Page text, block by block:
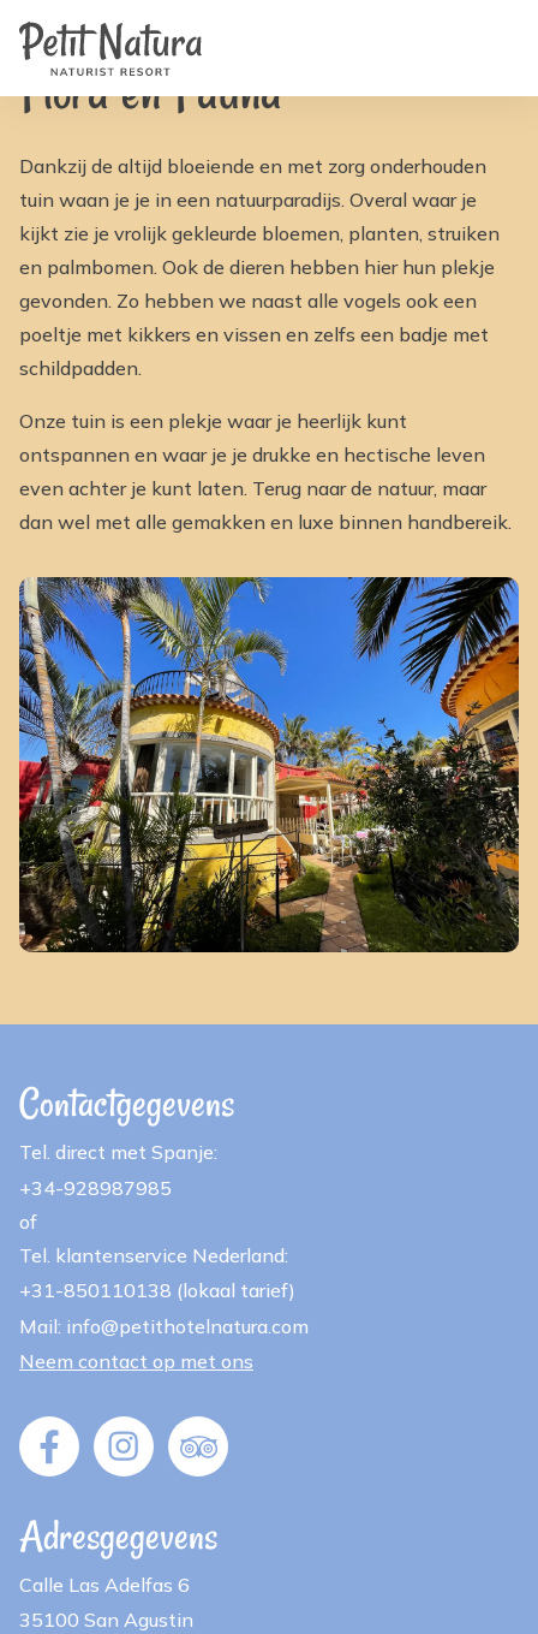
Kamers
Foto's
Faciliteiten
FAQ
Contact
NL
EN
IT
DE
ES
Beschikbaarheid & Prijzen
Flora en Fauna
Dankzij de altijd bloeiende en met zorg onderhouden
tuin waan je je in een natuurparadijs. Overal waar je
kijkt zie je vrolijk gekleurde bloemen, planten, struiken
en palmbomen. Ook de dieren hebben hier hun plekje
gevonden. Zo hebben we naast alle vogels ook een
poeltje met kikkers en vissen en zelfs een badje met
schildpadden.
Onze tuin is een plekje waar je heerlijk kunt
ontspannen en waar je je drukke en hectische leven
even achter je kunt laten. Terug naar de natuur, maar
dan wel met alle gemakken en luxe binnen handbereik.
Contactgegevens
Tel. direct met Spanje:
+34-928987985
of
Tel. klantenservice Nederland:
+31-850110138 (lokaal tarief)
Mail: info@petithotelnatura.com
Neem contact op met ons
Adresgegevens
Calle Las Adelfas 6
35100 San Agustin